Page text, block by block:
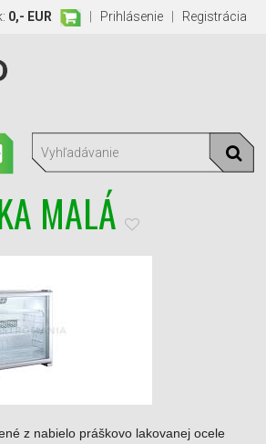
0,- EUR | Prihlásenie| Registrácia
MALÁ
z nabielo práškovo lakovanej ocele